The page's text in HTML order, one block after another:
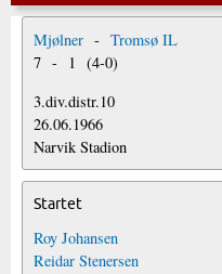
Mjølner - Tromsø IL
7 - 1 (4-0)
3.div.distr.10
26.06.1966
Narvik Stadion
Startet
Roy Johansen
Reidar Stenersen